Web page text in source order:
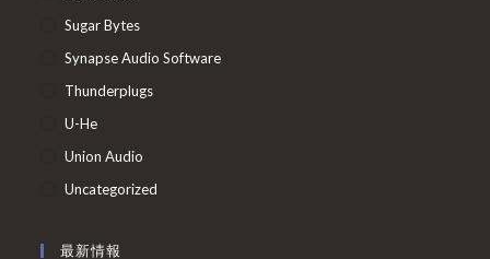
Sugar Bytes
Synapse Audio Software
Thunderplugs
U-He
Union Audio
Uncategorized
最新情報